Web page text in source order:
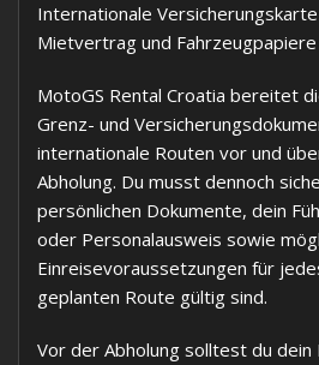
Internationale
Mietvertrag und
MotoGS Rental Croatia bereitet
Grenz- und
internationale Routen vor und
Abholung. Du musst dennoch
persönlichen Dokumente, dein
oder Personalausweis sowie
Einreisevoraussetzungen für
geplanten Route gültig sind.
Vor der Abholung solltest du